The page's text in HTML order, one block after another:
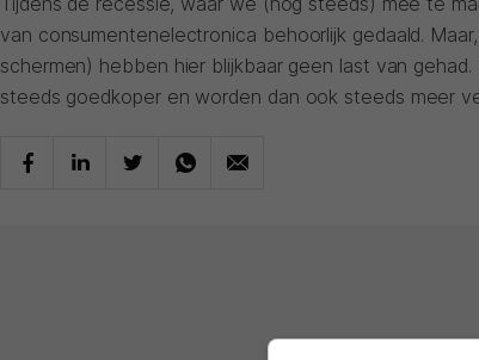
van consumentenelectronica behoorlijk gedaald.
schermen) hebben hier blijkbaar geen last van
steeds goedkoper en worden dan ook steeds meer